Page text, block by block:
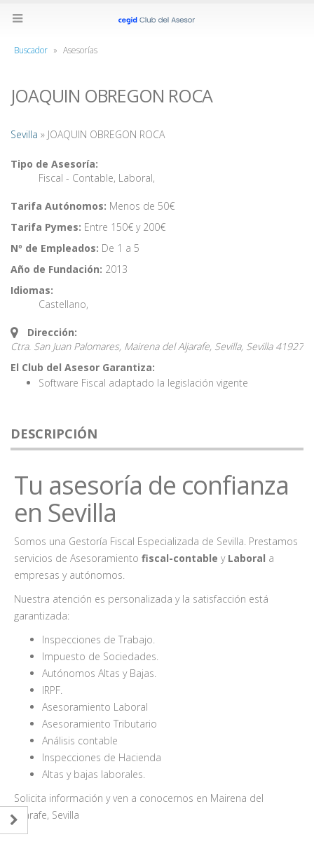
Buscador » Asesorías
JOAQUIN OBREGON ROCA
Sevilla » JOAQUIN OBREGON ROCA
Tipo de Asesoría:
Fiscal - Contable, Laboral,
Tarifa Autónomos: Menos de 50€
Tarifa Pymes: Entre 150€ y 200€
Nº de Empleados: De 1 a 5
Año de Fundación: 2013
Idiomas:
Castellano,
Dirección:
Ctra. San Juan Palomares, Mairena del Aljarafe, Sevilla, Sevilla 41927
El Club del Asesor Garantiza:
Software Fiscal adaptado la legislación vigente
DESCRIPCIÓN
Tu asesoría de confianza
en Sevilla
Somos una Gestoría Fiscal Especializada de Sevilla. Prestamos
servicios de Asesoramiento fiscal-contable y Laboral a
empresas y autónomos.
Nuestra atención es personalizada y la satisfacción está
garantizada:
Inspecciones de Trabajo.
Impuesto de Sociedades.
Autónomos Altas y Bajas.
IRPF.
Asesoramiento Laboral
Asesoramiento Tributario
Análisis contable
Inspecciones de Hacienda
Altas y bajas laborales.
Solicita información y ven a conocernos en Mairena del
Aljarafe, Sevilla